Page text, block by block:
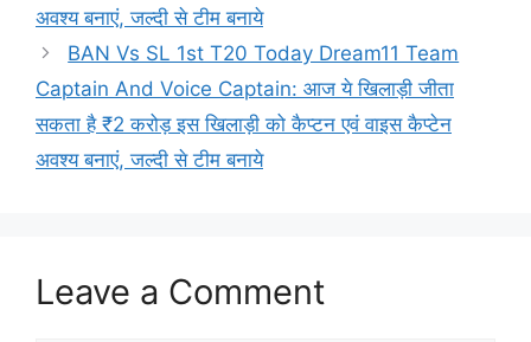
अवश्य बनाएं, जल्दी से टीम बनाये
BAN Vs SL 1st T20 Today Dream11 Team
Captain And Voice Captain: आज ये खिलाड़ी जीता
सकता है ₹2 करोड़ इस खिलाड़ी को कैप्टन एवं वाइस कैप्टेन
अवश्य बनाएं, जल्दी से टीम बनाये
Leave a Comment